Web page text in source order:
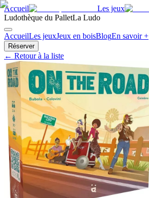
Accueil Les jeux
Ludothèque du PalletLa Ludo
AccueilLes jeuxJeux en boisBlogEn savoir +
Réserver
← Retour à la liste